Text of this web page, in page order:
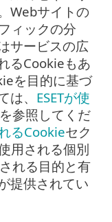
Webサイトの
ィックの分
サービスの広
るCookieもあ
を目的に基づ
、 ESETが使
参照してくだ
るCookieセク
用される個別
れる目的と有
提供されてい